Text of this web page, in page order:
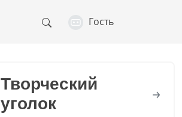
Гость
Творческий
уголок